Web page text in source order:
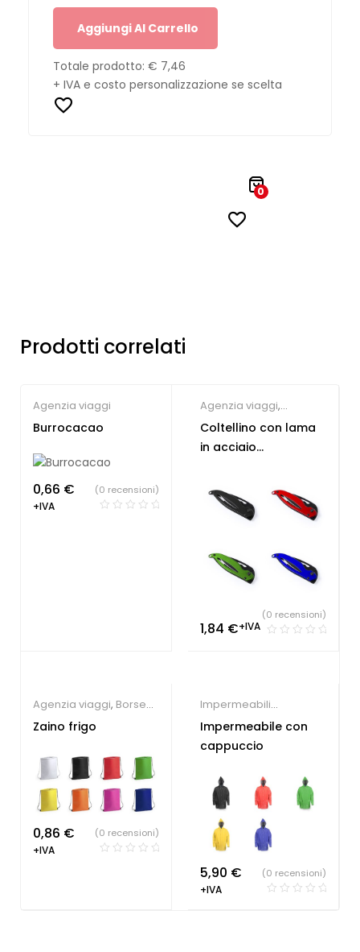
Aggiungi Al Carrello
Totale prodotto: € 7,46
+ IVA e costo personalizzazione se scelta
0
Prodotti correlati
Agenzia viaggi
Burrocacao
0,66 €
+IVA
(0 recensioni)
Agenzia viaggi,
Campeggio,Coltellino
Multiuso
Coltellino con lama
in acciaio
1,84 €+IVA
(0 recensioni)
Agenzia viaggi, Borse
termiche,Sacche
Zaino frigo
0,86 €
+IVA
(0 recensioni)
Impermeabili
Personalizzati
Impermeabile con
cappuccio
5,90 €
+IVA
(0 recensioni)